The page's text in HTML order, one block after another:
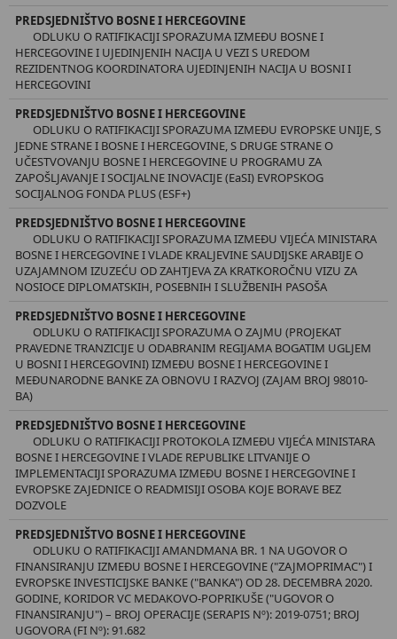
PREDSJEDNIŠTVO BOSNE I HERCEGOVINE
ODLUKU O RATIFIKACIJI SPORAZUMA IZMEĐU BOSNE I
HERCEGOVINE I UJEDINJENIH NACIJA U VEZI S UREDOM
REZIDENTNOG KOORDINATORA UJEDINJENIH NACIJA U BOSNI I
HERCEGOVINI
PREDSJEDNIŠTVO BOSNE I HERCEGOVINE
ODLUKU O RATIFIKACIJI SPORAZUMA IZMEĐU EVROPSKE UNIJE, S
JEDNE STRANE I BOSNE I HERCEGOVINE, S DRUGE STRANE O
UČESTVOVANJU BOSNE I HERCEGOVINE U PROGRAMU ZA
ZAPOŠLJAVANJE I SOCIJALNE INOVACIJE (EaSI) EVROPSKOG
SOCIJALNOG FONDA PLUS (ESF+)
PREDSJEDNIŠTVO BOSNE I HERCEGOVINE
ODLUKU O RATIFIKACIJI SPORAZUMA IZMEĐU VIJEĆA MINISTARA
BOSNE I HERCEGOVINE I VLADE KRALJEVINE SAUDIJSKE ARABIJE O
UZAJAMNOM IZUZEĆU OD ZAHTJEVA ZA KRATKOROČNU VIZU ZA
NOSIOCE DIPLOMATSKIH, POSEBNIH I SLUŽBENIH PASOŠA
PREDSJEDNIŠTVO BOSNE I HERCEGOVINE
ODLUKU O RATIFIKACIJI SPORAZUMA O ZAJMU (PROJEKAT
PRAVEDNE TRANZICIJE U ODABRANIM REGIJAMA BOGATIM UGLJEM
U BOSNI I HERCEGOVINI) IZMEĐU BOSNE I HERCEGOVINE I
MEĐUNARODNE BANKE ZA OBNOVU I RAZVOJ (ZAJAM BROJ 98010-
BA)
PREDSJEDNIŠTVO BOSNE I HERCEGOVINE
ODLUKU O RATIFIKACIJI PROTOKOLA IZMEĐU VIJEĆA MINISTARA
BOSNE I HERCEGOVINE I VLADE REPUBLIKE LITVANIJE O
IMPLEMENTACIJI SPORAZUMA IZMEĐU BOSNE I HERCEGOVINE I
EVROPSKE ZAJEDNICE O READMISIJI OSOBA KOJE BORAVE BEZ
DOZVOLE
PREDSJEDNIŠTVO BOSNE I HERCEGOVINE
ODLUKU O RATIFIKACIJI AMANDMANA BR. 1 NA UGOVOR O
FINANSIRANJU IZMEĐU BOSNE I HERCEGOVINE ("ZAJMOPRIMAC") I
EVROPSKE INVESTICIJSKE BANKE ("BANKA") OD 28. DECEMBRA 2020.
GODINE, KORIDOR VC MEDAKOVO-POPRIKUŠE ("UGOVOR O
FINANSIRANJU") – BROJ OPERACIJE (SERAPIS Nº): 2019-0751; BROJ
UGOVORA (FI Nº): 91.682